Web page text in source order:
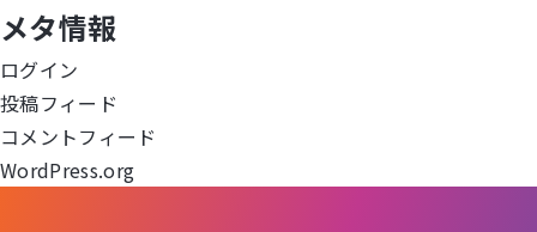
ー
シ
ョ
ン
メタ情報
ログイン
投稿フィード
コメントフィード
WordPress.org